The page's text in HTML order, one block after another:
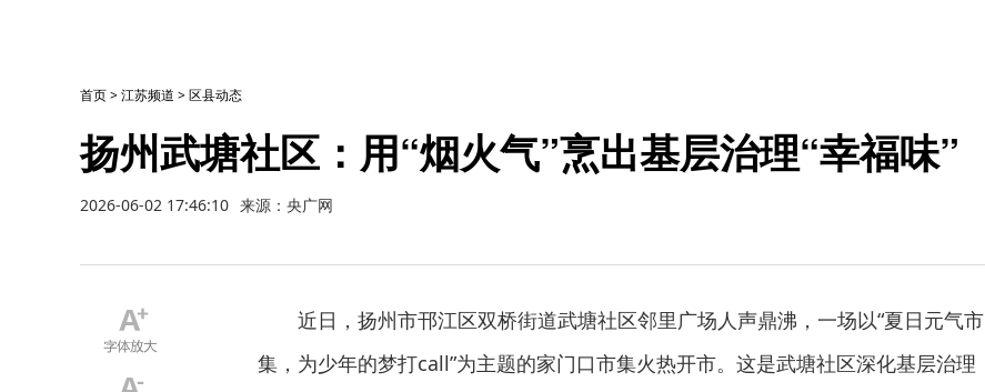
首页>江苏频道 >区县动态
扬州武塘社区：用“烟火气”烹出基层治理“幸福味”
2026-06-02 17:46:10 来源：央广网
近日，扬州市邗江区双桥街道武塘社区邻里广场人声鼎沸，一场以“夏日元气市
集，为少年的梦打call”为主题的家门口市集火热开市。这是武塘社区深化基层治理